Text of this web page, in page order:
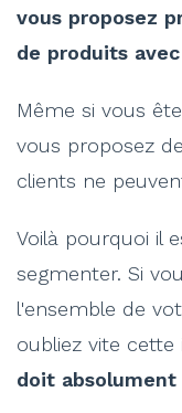
vous proposez
de produits
Même si vous
vous proposez
clients ne
Voilà pourquoi il
segmenter. Si
l'ensemble de
oubliez vite cette
doit